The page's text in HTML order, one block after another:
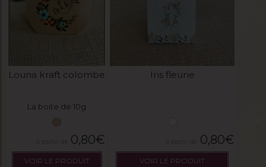
Louna kraft colombe
La boite de 10g
0,80€
VOIR LE PRODUIT
Iris fleurie
0,80€
VOIR LE PRODUIT